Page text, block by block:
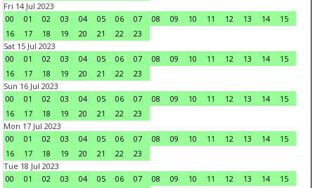
Fri 14 Jul 2023
00
01 02 03 04 05 06 07 08 09 10 11 12 13 14
15
16
17 18 19 20 21 22
23
Sat 15 Jul 2023
00
01 02 03 04 05 06 07 08 09 10 11 12 13 14
15
16
17 18 19 20 21 22
23
Sun 16 Jul 2023
00
01 02 03 04 05 06 07 08 09 10 11 12 13 14
15
16
17 18 19 20 21 22
23
Mon 17 Jul 2023
00
01 02 03 04 05 06 07 08 09 10 11 12 13 14
15
16
17 18 19 20 21 22
23
Tue 18 Jul 2023
00
01 02 03 04 05 06 07 08 09 10 11 12 13 14 15